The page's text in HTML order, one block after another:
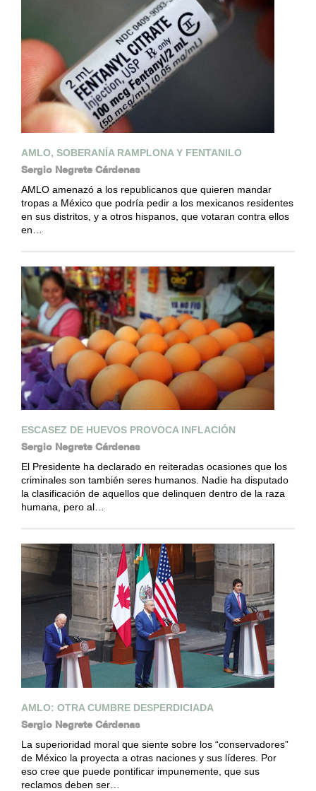
AMLO, SOBERANÍA RAMPLONA Y FENTANILO
Sergio Negrete Cárdenas
AMLO amenazó a los republicanos que quieren mandar
tropas a México que podría pedir a los mexicanos residentes
en sus distritos, y a otros hispanos, que votaran contra ellos
en…
ESCASEZ DE HUEVOS PROVOCA INFLACIÓN
Sergio Negrete Cárdenas
El Presidente ha declarado en reiteradas ocasiones que los
criminales son también seres humanos. Nadie ha disputado
la clasificación de aquellos que delinquen dentro de la raza
humana, pero al…
AMLO: OTRA CUMBRE DESPERDICIADA
Sergio Negrete Cárdenas
La superioridad moral que siente sobre los “conservadores”
de México la proyecta a otras naciones y sus líderes. Por
eso cree que puede pontificar impunemente, que sus
reclamos deben ser…